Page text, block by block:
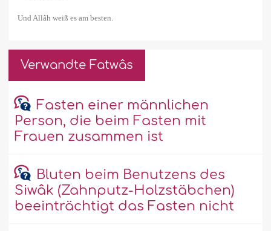
Und Allâh weiß es am besten.
Verwandte Fatwâs
Fasten einer männlichen
Person, die beim Fasten mit
Frauen zusammen ist
Bluten beim Benutzens des
Siwâk (Zahnputz-Holzstäbchen)
beeinträchtigt das Fasten nicht